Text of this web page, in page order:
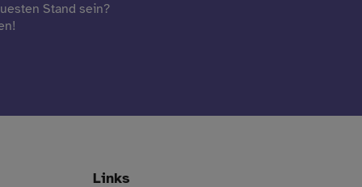
Stand sein?
Links